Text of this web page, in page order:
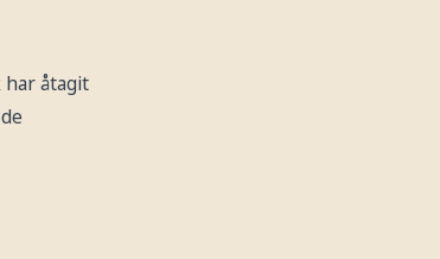
har åtagit